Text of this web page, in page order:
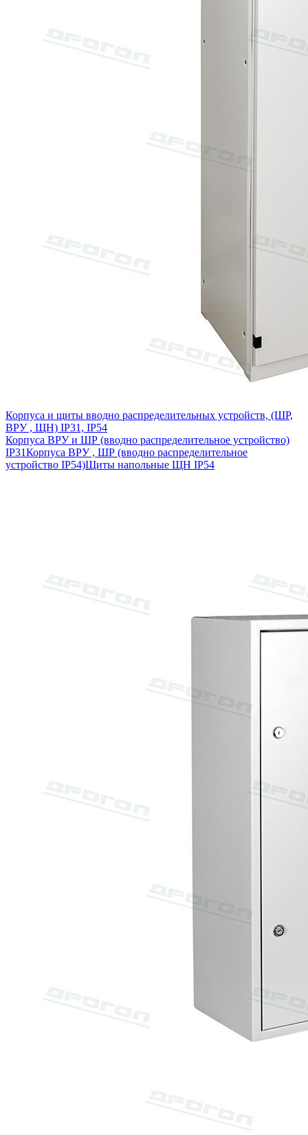
Корпуса и щиты вводно распределительных устройств, (ШР,
ВРУ , ЩН) IP31, IP54
Корпуса ВРУ и ШР (вводно распределительное устройство)
IP31Корпуса ВРУ , ШР (вводно распределительное
устройство IP54)Щиты напольные ЩН IP54